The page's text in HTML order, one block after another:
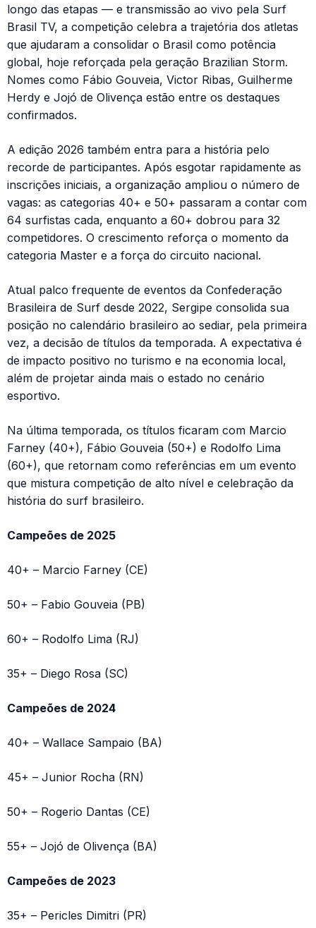
longo das etapas — e transmissão ao vivo pela Surf
Brasil TV, a competição celebra a trajetória dos atletas
que ajudaram a consolidar o Brasil como potência
global, hoje reforçada pela geração Brazilian Storm.
Nomes como Fábio Gouveia, Victor Ribas, Guilherme
Herdy e Jojó de Olivença estão entre os destaques
confirmados.
A edição 2026 também entra para a história pelo
recorde de participantes. Após esgotar rapidamente as
inscrições iniciais, a organização ampliou o número de
vagas: as categorias 40+ e 50+ passaram a contar com
64 surfistas cada, enquanto a 60+ dobrou para 32
competidores. O crescimento reforça o momento da
categoria Master e a força do circuito nacional.
Atual palco frequente de eventos da Confederação
Brasileira de Surf desde 2022, Sergipe consolida sua
posição no calendário brasileiro ao sediar, pela primeira
vez, a decisão de títulos da temporada. A expectativa é
de impacto positivo no turismo e na economia local,
além de projetar ainda mais o estado no cenário
esportivo.
Na última temporada, os títulos ficaram com Marcio
Farney (40+), Fábio Gouveia (50+) e Rodolfo Lima
(60+), que retornam como referências em um evento
que mistura competição de alto nível e celebração da
história do surf brasileiro.
Campeões de 2025
40+ – Marcio Farney (CE)
50+ – Fabio Gouveia (PB)
60+ – Rodolfo Lima (RJ)
35+ – Diego Rosa (SC)
Campeões de 2024
40+ – Wallace Sampaio (BA)
45+ – Junior Rocha (RN)
50+ – Rogerio Dantas (CE)
55+ – Jojó de Olivença (BA)
Campeões de 2023
35+ – Pericles Dimitri (PR)